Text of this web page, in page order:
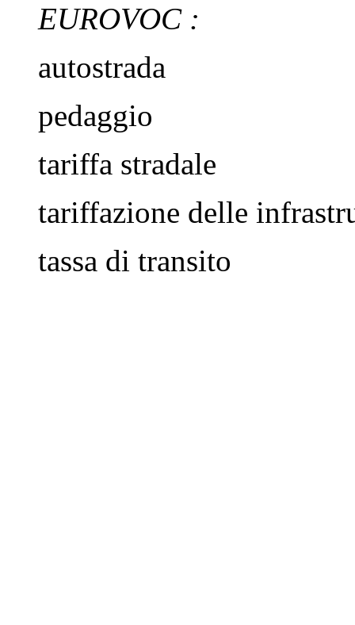
EUROVOC :
autostrada
pedaggio
tariffa stradale
tariffazione delle
tassa di transito